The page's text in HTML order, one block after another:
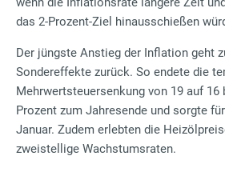
das 2-Prozent-Ziel hinausschießen
Der jüngste Anstieg der Inflation geht
Sondereffekte zurück. So endete die
Mehrwertsteuersenkung von 19 auf 16
Prozent zum Jahresende und sorgte
Januar. Zudem erlebten die
zweistellige Wachstumsraten.